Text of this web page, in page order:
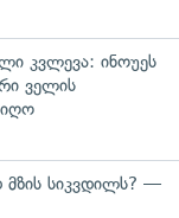
კვლევა: ინოუეს
ველის
სიკვდილს? —